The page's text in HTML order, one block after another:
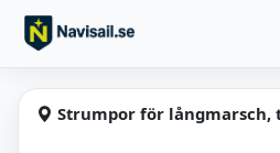
Hoppa till huvudinnehåll
Navisail
Strumpor för långmarsch, torra